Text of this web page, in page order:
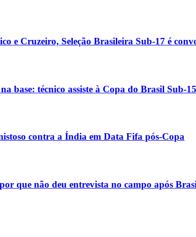
e Cruzeiro, Seleção Brasileira Sub-17 é
base: técnico assiste à Copa do Brasil Sub-15
contra a Índia em Data Fifa pós-Copa
que não deu entrevista no campo após